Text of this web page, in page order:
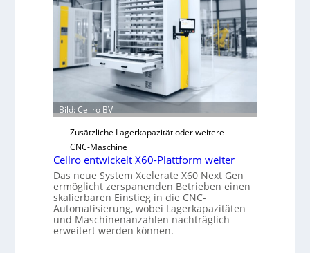
i
s
c
h
e
r
Ü
b
e
r
l
a
s
t
s
c
Bild: Cellro BV
Zusätzliche Lagerkapazität oder weitere
CNC-Maschine
Cellro entwickelt X60-Plattform weiter
Das neue System Xcelerate X60 Next Gen
ermöglicht zerspanenden Betrieben einen
skalierbaren Einstieg in die CNC-
Automatisierung, wobei Lagerkapazitäten
und Maschinenanzahlen nachträglich
erweitert werden können.